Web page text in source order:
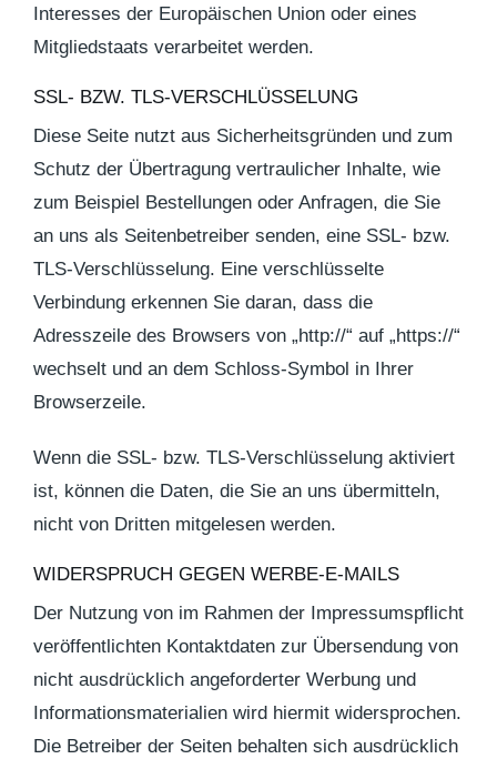
Interesses der Europäischen Union oder eines
Mitgliedstaats verarbeitet werden.
SSL- BZW. TLS-VERSCHLÜSSELUNG
Diese Seite nutzt aus Sicherheitsgründen und zum
Schutz der Übertragung vertraulicher Inhalte, wie
zum Beispiel Bestellungen oder Anfragen, die Sie
an uns als Seitenbetreiber senden, eine SSL- bzw.
TLS-Verschlüsselung. Eine verschlüsselte
Verbindung erkennen Sie daran, dass die
Adresszeile des Browsers von „http://“ auf „https://“
wechselt und an dem Schloss-Symbol in Ihrer
Browserzeile.
Wenn die SSL- bzw. TLS-Verschlüsselung aktiviert
ist, können die Daten, die Sie an uns übermitteln,
nicht von Dritten mitgelesen werden.
WIDERSPRUCH GEGEN WERBE-E-MAILS
Der Nutzung von im Rahmen der Impressumspflicht
veröffentlichten Kontaktdaten zur Übersendung von
nicht ausdrücklich angeforderter Werbung und
Informationsmaterialien wird hiermit widersprochen.
Die Betreiber der Seiten behalten sich ausdrücklich